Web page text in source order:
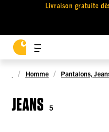
Livraison gratuite
Homme Pantalons,
JEANS 5